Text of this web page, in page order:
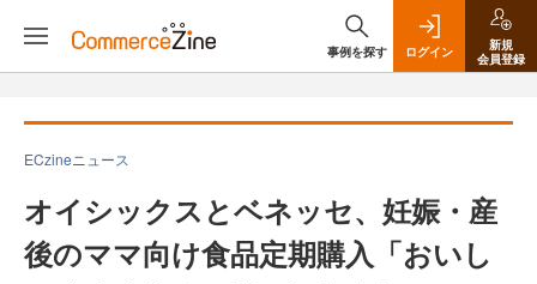
事例を探す ログイン
新規
会員登録
ECzineニュース
オイシックスとベネッセ、妊娠・産
後のママ向け食品定期購入「おいし